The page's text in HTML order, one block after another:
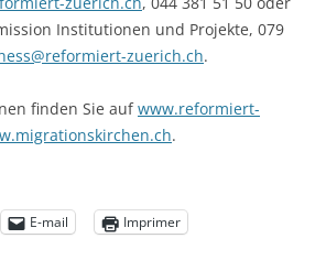
Institutionen und Projekte, 079
zuerich.ch.
finden Sie aufwww.reformiert-
.
E-mail
Imprimer